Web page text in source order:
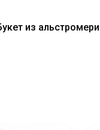
из